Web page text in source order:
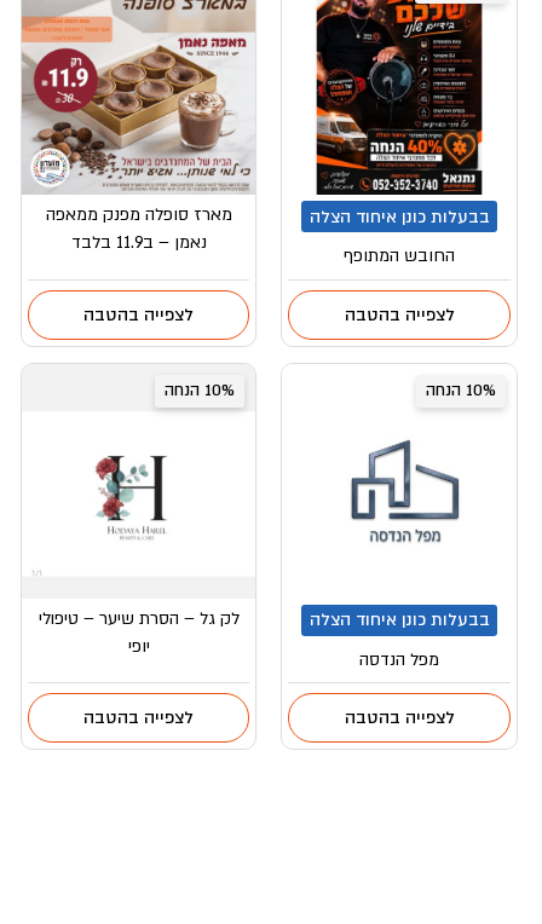
בבעלות כונן איחוד הצלה
החובש המתופף
לצפייה בהטבה
מארז סופלה מפנק ממאפה
נאמן – ב11.9 בלבד
לצפייה בהטבה
10% הנחה
בבעלות כונן איחוד הצלה
מפל הנדסה
לצפייה בהטבה
10% הנחה
לק גל – הסרת שיער – טיפולי
יופי
לצפייה בהטבה